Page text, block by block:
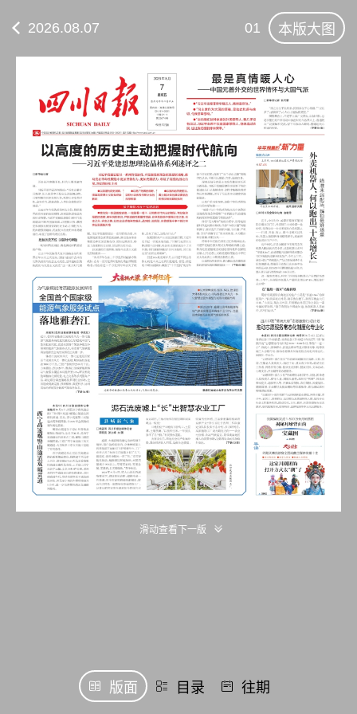
2026.08.07 01 本版大图
滑动查看下一版
版面 目录 往期